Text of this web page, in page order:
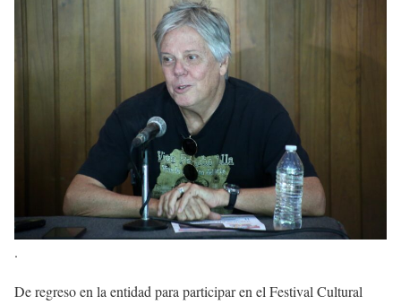
.
De regreso en la entidad para participar en el Festival Cultural